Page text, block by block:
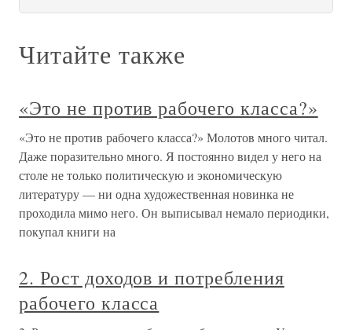
Читайте также
«Это не против рабочего класса?»
«Это не против рабочего класса?» Молотов много читал.
Даже поразительно много. Я постоянно видел у него на
столе не только политическую и экономическую
литературу — ни одна художественная новинка не
проходила мимо него. Он выписывал немало периодики,
покупал книги на
2. Рост доходов и потребления
рабочего класса